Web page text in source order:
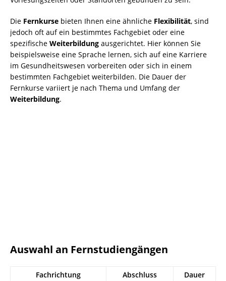
Die Fernkurse bieten Ihnen eine ähnliche Flexibilität, sind
jedoch oft auf ein bestimmtes Fachgebiet oder eine
spezifische Weiterbildung ausgerichtet. Hier können Sie
beispielsweise eine Sprache lernen, sich auf eine Karriere
im Gesundheitswesen vorbereiten oder sich in einem
bestimmten Fachgebiet weiterbilden. Die Dauer der
Fernkurse variiert je nach Thema und Umfang der
Weiterbildung.
Auswahl an Fernstudiengängen
Fachrichtung Abschluss
Dauer